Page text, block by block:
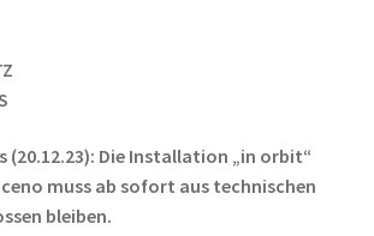
(20.12.23): Die Installation „in orbit“
muss ab sofort aus technischen
bleiben.